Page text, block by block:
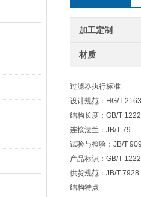
加工定制
材质
过滤器执行标准
设计规范：HG/T
结构长度：GB/T
连接法兰：JB/T 79
试验与检验：JB/T
产品标识：GB/T
供货规范：JB/T 7928
结构特点